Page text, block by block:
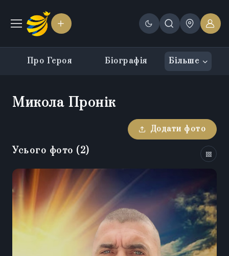
Про Героя Біографія Більше
Микола Пронік
Додати фото
Усього фото (2)